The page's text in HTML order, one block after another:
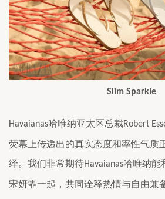
Slim Sparkle
Havaianas哈唯纳亚太区总裁Robert
荧幕上传递出的真实态度和率性气质
绎。我们非常期待Havaianas哈唯纳能
宋妍霏一起，共同诠释热情与自由兼